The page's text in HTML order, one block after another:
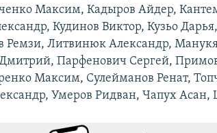
Максим, Кадыров Айдер,
Кудинов Виктор, Кузьо
Ремзи, Литвинюк Александр,
Парфенович Сергей,
Максим, Сулейманов Ренат,
Умеров Ридван, Чапух